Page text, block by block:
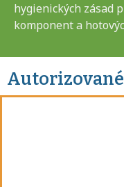
hygienických zásad
komponent a